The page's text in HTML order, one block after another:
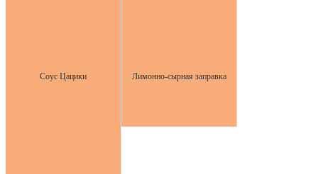
Соус Цацики Лимонно-сырная заправка